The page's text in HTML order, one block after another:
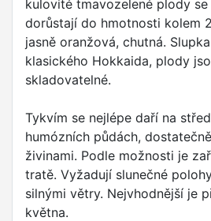
kulovité tmavozelené plody
dorůstají do hmotnosti kolem
jasně oranžová, chutná.
klasického Hokkaida, plody
skladovatelné.
Tykvím se nejlépe daří na
humózních půdách,
živinami. Podle možnosti je
tratě. Vyžadují slunečné
silnými větry. Nejvhodnější je
května.